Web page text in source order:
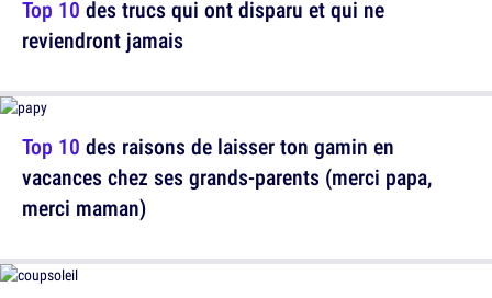
Top 10 des trucs qui ont disparu et qui ne
reviendront jamais
Top 10 des raisons de laisser ton gamin en
vacances chez ses grands-parents (merci papa,
merci maman)